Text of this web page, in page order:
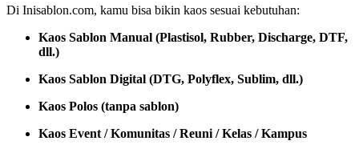
Di Inisablon.com, kamu bisa bikin kaos sesuai kebutuhan:
Kaos Sablon Manual (Plastisol, Rubber, Discharge, DTF,
dll.)
Kaos Sablon Digital (DTG, Polyflex, Sublim, dll.)
Kaos Polos (tanpa sablon)
Kaos Event / Komunitas / Reuni / Kelas / Kampus